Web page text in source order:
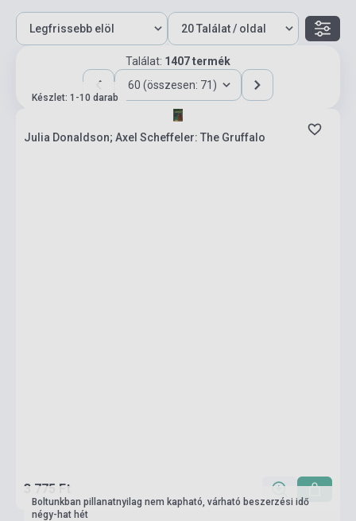
Találat: 1407 termék
60 (összesen: 71)
Készlet: 1-10 darab
Julia Donaldson; Axel Scheffeler: The Gruffalo
3 775 Ft
Boltunkban pillanatnyilag nem kapható, várható beszerzési idő
négy-hat hét